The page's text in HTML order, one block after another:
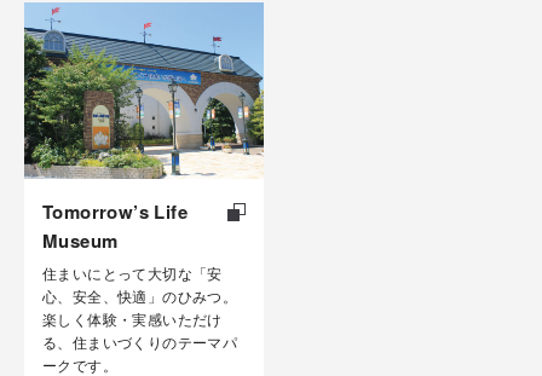
Tomorrow’s Life
Museum
住まいにとって大切な「安
心、安全、快適」のひみつ。
楽しく体験・実感いただけ
る、住まいづくりのテーマパ
ークです。